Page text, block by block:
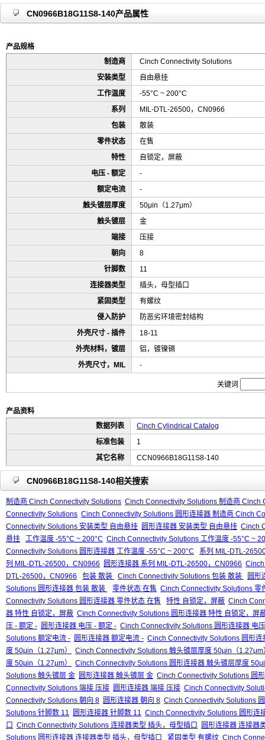
CN0966B18G11S8-140产品属性
产品规格
制造商
Cinch Connectivity Solutions
安装类型
自由悬挂
工作温度
-55°C ~ 200°C
系列
MIL-DTL-26500，CN0966
包装
散装
零件状态
在售
特性
自锁定，屏蔽
电压 - 额定
-
额定电流
-
触头镀层厚度
50μin（1.27μm）
触头镀层
金
端接
压接
朝向
8
针脚数
11
连接器类型
插头，母型插口
紧固类型
有螺纹
侵入防护
防恶劣环境密封结构
外壳尺寸 - 插件
18-11
外壳材料，镀层
铝，镀镍镉
外壳尺寸，MIL
-
关键词
产品资料
数据列表
Cinch Cylindrical Catalog
标准包装
1
其它名称
CCN0966B18G11S8-140
CN0966B18G11S8-140相关搜索
制造商 Cinch Connectivity Solutions Cinch Connectivity Solutions 制造商 Cinch
Connectivity Solutions Cinch Connectivity Solutions 圆形连接器 制造商 Cinch
Connectivity Solutions 安装类型 自由悬挂 圆形连接器 安装类型 自由悬挂 Cinch
悬挂
工作温度 -55°C ~ 200°C Cinch Connectivity Solutions 工作温度 -55°C ~
Connectivity Solutions 圆形连接器 工作温度 -55°C ~ 200°C
系列 MIL-DTL-
列 MIL-DTL-26500，CN0966
圆形连接器 系列 MIL-DTL-26500，CN0966
DTL-26500，CN0966
包装 散装 Cinch Connectivity Solutions 包装 散装
圆形
Solutions 圆形连接器 包装 散装
零件状态 在售 Cinch Connectivity Solutions 零
Connectivity Solutions 圆形连接器 零件状态 在售
特性 自锁定，屏蔽 Cinch
器 特性 自锁定，屏蔽 Cinch Connectivity Solutions 圆形连接器 特性 自锁定，屏
压 - 额定 - 圆形连接器 电压 - 额定 - Cinch Connectivity Solutions 圆形连接器 电
Solutions 额定电流 - 圆形连接器 额定电流 - Cinch Connectivity Solutions 圆形连
度 50μin（1.27μm）
Cinch Connectivity Solutions 触头镀层厚度 50μin（1.27μm
度 50μin（1.27μm）
Cinch Connectivity Solutions 圆形连接器 触头镀层厚度
Solutions 触头镀层 金 圆形连接器 触头镀层 金 Cinch Connectivity Solutions 圆
Connectivity Solutions 端接 压接 圆形连接器 端接 压接 Cinch Connectivity
Connectivity Solutions 朝向 8 圆形连接器 朝向 8 Cinch Connectivity Solutions
Solutions 针脚数 11
圆形连接器 针脚数 11 Cinch Connectivity Solutions 圆形连
口 Cinch Connectivity Solutions 连接器类型 插头，母型插口
圆形连接器 连接器
Solutions 圆形连接器 连接器类型 插头，母型插口
紧固类型 有螺纹 Cinch